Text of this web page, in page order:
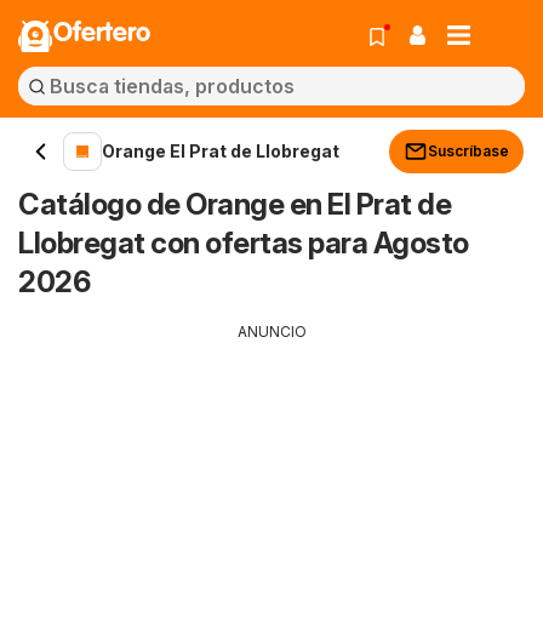
Ofertero
Orange El Prat de Llobregat Suscríbase
Catálogo de Orange en El Prat de
Llobregat con ofertas para Agosto
2026
ANUNCIO